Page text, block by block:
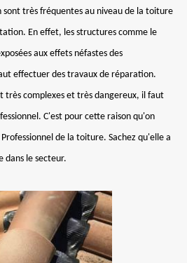
sont très fréquentes au niveau de la toiture
En effet, les structures comme le
aux effets néfastes des
effectuer des travaux de réparation.
très complexes et très dangereux, il faut
C'est pour cette raison qu'on
de la toiture. Sachez qu'elle a
dans le secteur.